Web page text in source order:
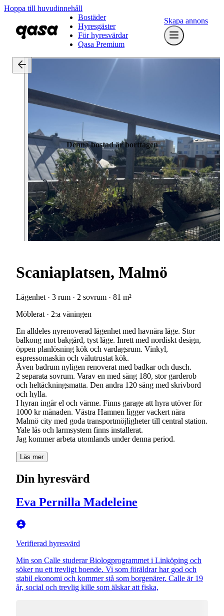
Hoppa till huvudinnehåll
Bostäder
Hyresgäster
För hyresvärdar
Qasa Premium
Skapa annons
Denna bostad är borttagen
Scaniaplatsen, Malmö
Lägenhet · 3 rum · 2 sovrum · 81 m²
Möblerat · 2:a våningen
En alldeles nyrenoverad lägenhet med havnära läge. Stor
balkong mot bakgård, tyst läge. Inrett med nordiskt design,
öppen planlösning kök och vardagsrum. Vinkyl,
espressomaskin och välutrustat kök.
Även badrum nyligen renoverat med badkar och dusch.
2 separata sovrum. Varav en med säng 180, stor garderob
och heltäckningsmatta. Den andra 120 säng med skrivbord
och hylla.
I hyran ingår el och värme. Finns garage att hyra utöver för
1000 kr månaden. Västra Hamnen ligger vackert nära
Malmö city med goda transportmöjligheter till central station.
Yale lås och larmsystem finns installerat.
Jag kommer arbeta utomlands under denna period.
Läs mer
Din hyresvärd
Eva Pernilla Madeleine
Verifierad hyresvärd
Min son Calle studerar Biologprogrammet i Linköping och
söker nu ett trevligt boende. Vi som föräldrar har god och
stabil ekonomi och kommer stå som borgenärer. Calle är 19
år, social och trevlig kille som älskar att fiska,